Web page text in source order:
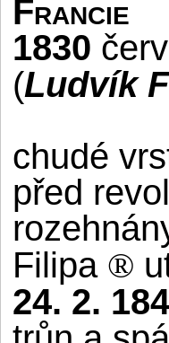
Francie
1830
(Ludvík
chudé
před
Filipa ®
24. 2.